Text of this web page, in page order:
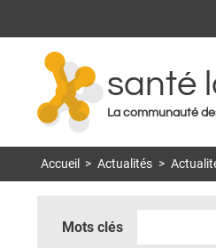
santé
La communauté
Accueil > Actualités >
Mots clés